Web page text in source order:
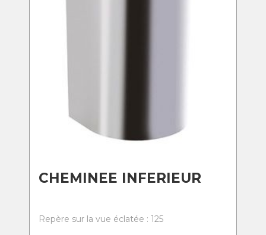
CHEMINEE INFERIEUR
Repère sur la vue éclatée : 125